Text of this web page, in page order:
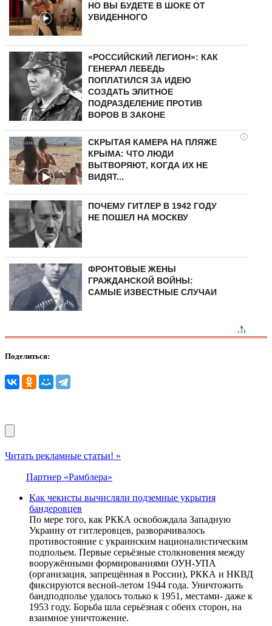
НО ВЫ БУДЕТЕ В ШОКЕ ОТ
УВИДЕННОГО
«РОССИЙСКИЙ ЛЕГИОН»: КАК
ГЕНЕРАЛ ЛЕБЕДЬ
ПОПЛАТИЛСЯ ЗА ИДЕЮ
СОЗДАТЬ ЭЛИТНОЕ
ПОДРАЗДЕЛЕНИЕ ПРОТИВ
ВОРОВ В ЗАКОНЕ
i
СКРЫТАЯ КАМЕРА НА ПЛЯЖЕ
КРЫМА: ЧТО ЛЮДИ
ВЫТВОРЯЮТ, КОГДА ИХ НЕ
ВИДЯТ...
ПОЧЕМУ ГИТЛЕР В 1942 ГОДУ
НЕ ПОШЕЛ НА МОСКВУ
ФРОНТОВЫЕ ЖЕНЫ
ГРАЖДАНСКОЙ ВОЙНЫ:
САМЫЕ ИЗВЕСТНЫЕ СЛУЧАИ
Поделиться:
Читать рекламные статьи! »
Партнер «Рамблера»
Как чекисты вычисляли подземные укрытия
бандеровцев
По мере того, как РККА освобождала Западную
Украину от гитлеровцев, разворачивалось
противостояние с украинским националистическим
подпольем. Первые серьёзные столкновения между
вооружёнными формированиями ОУН-УПА
(организация, запрещённая в России), РККА и НКВД
фиксируются весной-летом 1944 года. Уничтожить
бандподполье удалось только к 1951, местами- даже к
1953 году. Борьба шла серьёзная с обеих сторон, на
взаимное уничтожение.